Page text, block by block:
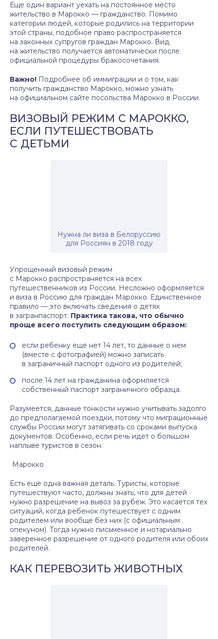
Еще один вариант уехать на постоянное место
жительство в Марокко — гражданство. Помимо
категории людей, которые родились на территории
этой страны, подобное право распространяется
на законных супругов граждан Марокко. Вид
на жительство получается автоматически после
официальной процедуры бракосочетания.
Важно! Подробнее об иммиграции и о том, как
получить гражданство Марокко, можно узнать
на официальном сайте посольства Марокко в России.
ВИЗОВЫЙ РЕЖИМ С МАРОККО,
ЕСЛИ ПУТЕШЕСТВОВАТЬ
С ДЕТЬМИ
Нужна ли виза в Белоруссию
для Россиян в 2018 году
Упрощенный визовый режим
с Марокко распространяется на всех
путешественников из России. Несложно оформляется
и виза в Россию для граждан Марокко. Единственное
правило — это включать сведения о детях
в загранпаспорт. Практика такова, что обычно
проще всего поступить следующим образом:
если ребенку еще нет 14 лет, то данные о нем
(вместе с фотографией) можно записать
в заграничный паспорт одного из родителей;
после 14 лет на гражданина оформляется
собственный паспорт заграничного образца.
Разумеется, данные тонкости нужно учитывать задолго
до предполагаемой поездки, потому что миграционные
службы России могут затягивать со сроками выпуска
документов. Особенно, если речь идет о большом
наплыве туристов в сезон.
Марокко
Есть еще одна важная деталь. Туристы, которые
путешествуют часто, должны знать, что для детей
нужно разрешение на вывоз за рубеж. Это касается тех
ситуаций, когда ребенок путешествует с одним
родителем или вообще без них (с официальным
опекуном). Тогда нужно письменное и нотариально
заверенное разрешение от одного родителя или обоих
родителей.
КАК ПЕРЕВОЗИТЬ ЖИВОТНЫХ